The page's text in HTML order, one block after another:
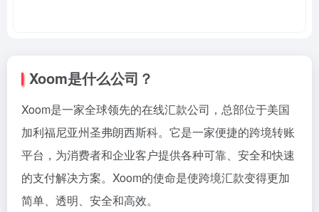
Xoom是什么公司？
Xoom是一家全球领先的在线汇款公司，总部位于美国
加利福尼亚州圣弗朗西斯科。它是一家便捷的跨境转账
平台，为消费者和企业客户提供各种可靠、安全和快速
的支付解决方案。Xoom的使命是使跨境汇款变得更加
简单、透明、安全和高效。